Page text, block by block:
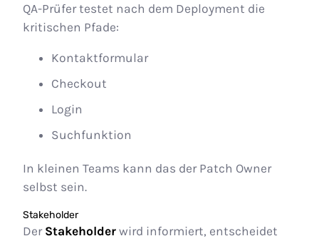
QA-Prüfer testet nach dem Deployment die
kritischen Pfade:
Kontaktformular
Checkout
Login
Suchfunktion
In kleinen Teams kann das der Patch Owner
selbst sein.
Stakeholder
Der Stakeholder wird informiert, entscheidet